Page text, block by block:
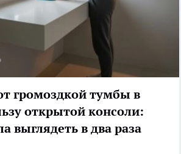
громоздкой тумбы в
открытой консоли:
выглядеть в два раза